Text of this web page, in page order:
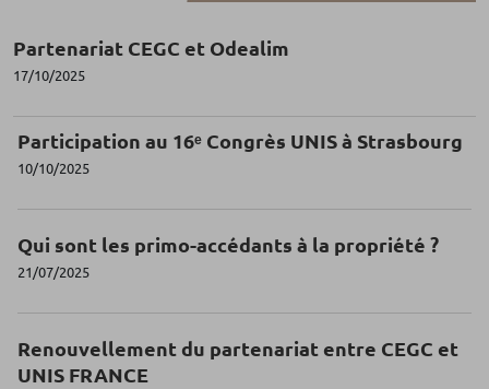
Partenariat CEGC et Odealim
17/10/2025
Participation au 16ᵉ Congrès UNIS à Strasbourg
10/10/2025
Qui sont les primo-accédants à la propriété ?
21/07/2025
Renouvellement du partenariat entre CEGC et
UNIS FRANCE